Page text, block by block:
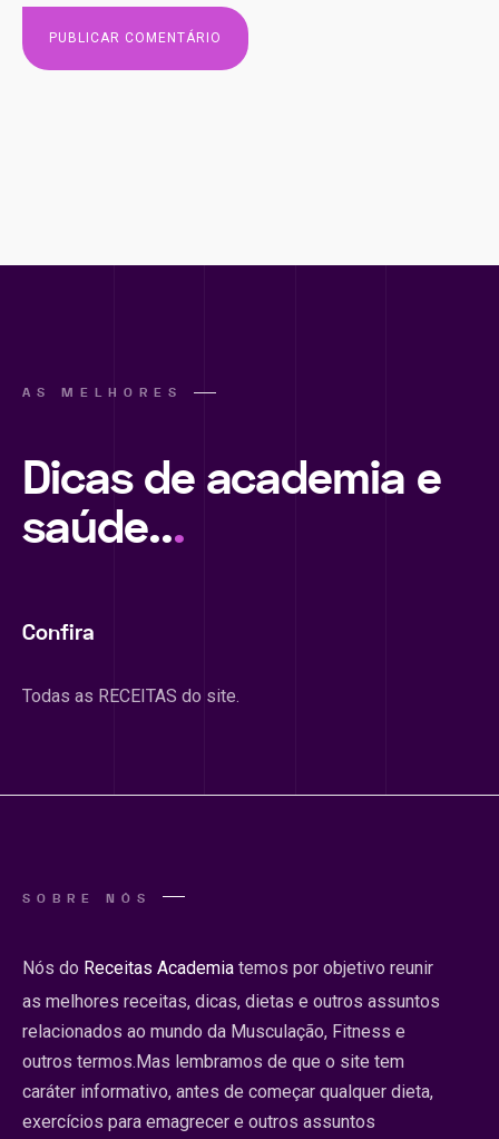
AS MELHORES
Dicas de academia e
saúde...
Confira
Todas as RECEITAS do site.
SOBRE NÓS
Nós do Receitas Academia temos por objetivo reunir
as melhores receitas, dicas, dietas e outros assuntos
relacionados ao mundo da Musculação, Fitness e
outros termos.Mas lembramos de que o site tem
caráter informativo, antes de começar qualquer dieta,
exercícios para emagrecer e outros assuntos